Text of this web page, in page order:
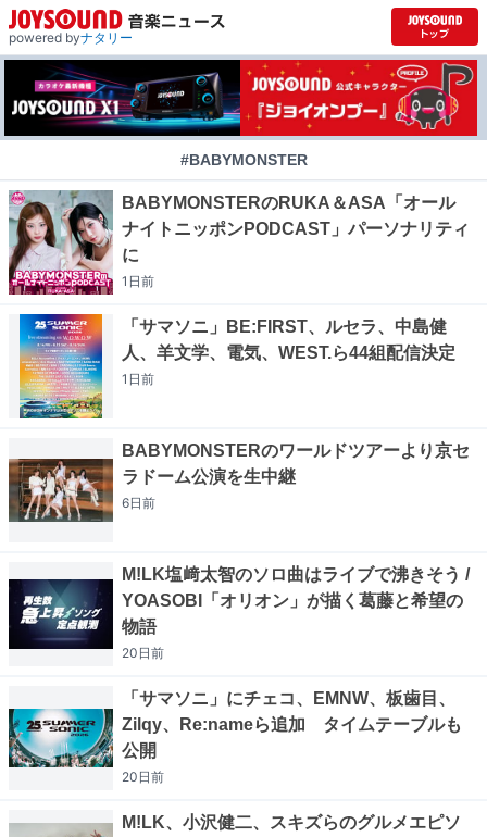
powered byナタリー
#BABYMONSTER
BABYMONSTERのRUKA＆ASA「オール
ナイトニッポンPODCAST」パーソナリティ
に
1日前
「サマソニ」BE:FIRST、ルセラ、中島健
人、羊文学、電気、WEST.ら44組配信決定
1日前
BABYMONSTERのワールドツアーより京セ
ラドーム公演を生中継
6日前
M!LK塩﨑太智のソロ曲はライブで沸きそう /
YOASOBI「オリオン」が描く葛藤と希望の
物語
20日前
「サマソニ」にチェコ、EMNW、板歯目、
Zilqy、Re:nameら追加 タイムテーブルも
公開
20日前
M!LK、小沢健二、スキズらのグルメエピソ